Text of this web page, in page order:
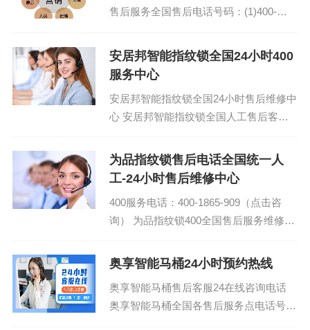
售后服务全国售后电话号码：(1)400-
后受理...
安居邦智能指纹锁全国24小时400
服务中心
安居邦智能指纹锁全国24小时售后维修中
心 安居邦智能指纹锁全国人工售后客服
909(2)40...
为品指纹锁售后电话全国统一人
工-24小时售后维修中心
400服务电话：400-1865-909（点击咨
询） 为品指纹锁400全国售后服务维修热
全国400客服服务中心(故...
奥享智能马桶24小时预约热线
奥享智能马桶售后客服24在线咨询电话
奥享智能马桶全国各售后服务点电话号